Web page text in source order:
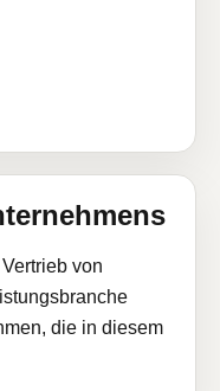
von
die in diesem